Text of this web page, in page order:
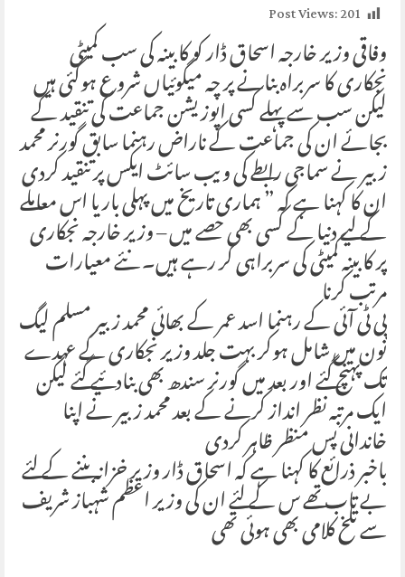
Post Views:201
وفاقی وزیر خارجہ اسحاق ڈار کو کابینہ کی سب کمیٹی
نجکاری کا سربراہ بنانے پر چہ میگوئیاں شروع ہوگئی ہیں
لیکن سب سے پہلے کسی اپوزیشن جماعت کی تنقید کے
بجائے ان کی جماعت کے ناراض رہنما سابق گورنر محمد
زبیر نے سماجی رابطے کی ویب سائٹ ایکس پر تنقید کردی
ان کا کہنا ہے کہ ” ہماری تاریخ میں پہلی بار یا اس معاملے
کے لیے دنیا کے کسی بھی حصے میں – وزیر خارجہ نجکاری
پر کابینہ کمیٹی کی سربراہی کر رہے ہیں۔ نئے معیارات
مرتب کرنا
پی ٹی آئی کے رہنما اسد عمر کے بھائی محمد زبیر مسلم لیگ
نون میں شامل ہوکر بہت جلد وزیر نجکاری کے عہدے
تک پہنچ گئے اور بعد میں گورنر سندھ بھی بنادئیے گئے لیکن
ایک مرتبہ نظر انداز کرنے کے بعد محمد زبیر نے اپنا
خاندانی پس منظر ظاہر کردی
باخبر ذرائع کا کہنا ہے کہ اسحاق ڈار وزیر خزانہ بننے کے لئے
بے تاب تھے س کے لئے ان کی وزیر اعظم شہباز شریف
سے تلخ کلامی بھی ہوئی تھی